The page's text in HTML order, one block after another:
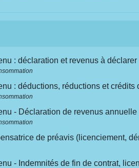
: déclaration et revenus à déclarer
: déductions, réductions et crédits
- Déclaration de revenus annuelle
de préavis (licenciement,
- Indemnités de fin de contrat,